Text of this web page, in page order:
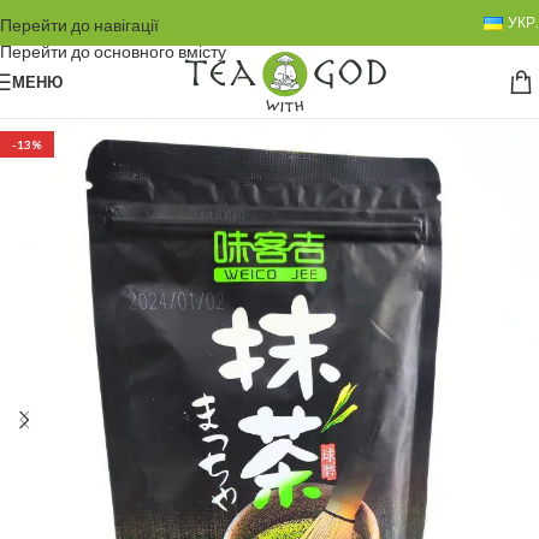
Перейти до навігації
Перейти до основного вмісту
УКР.
МЕНЮ
-13%